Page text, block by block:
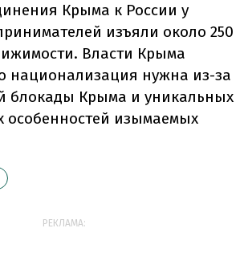
Крыма к России у
изъяли около 250
Власти Крыма
национализация нужна из-за
блокады Крыма и уникальных
особенностей изымаемых
РЕКЛАМА: